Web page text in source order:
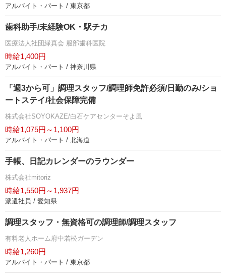
アルバイト・パート / 東京都
歯科助手/未経験OK・駅チカ
医療法人社団緑真会 服部歯科医院
時給1,400円
アルバイト・パート / 神奈川県
「週3から可」調理スタッフ/調理師免許必須/日勤のみ/ショ
ートステイ/社会保障完備
株式会社SOYOKAZE/白石ケアセンターそよ風
時給1,075円～1,100円
アルバイト・パート / 北海道
手帳、日記カレンダーのラウンダー
株式会社mitoriz
時給1,550円～1,937円
派遣社員 / 愛知県
調理スタッフ・無資格可の調理師/調理スタッフ
有料老人ホーム府中若松ガーデン
時給1,260円
アルバイト・パート / 東京都